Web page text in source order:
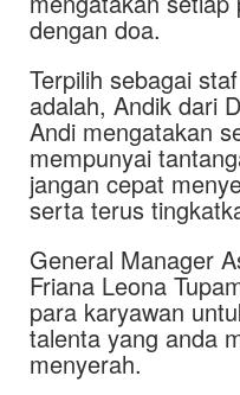
dengan doa.
Terpilih sebagai
adalah, Andik dari
Andi mengatakan
mempunyai
jangan cepat
serta terus
General Manager
Friana Leona
para karyawan
talenta yang anda
menyerah.